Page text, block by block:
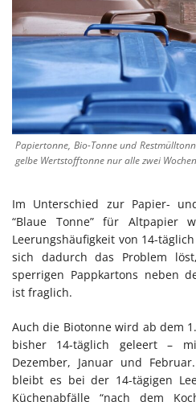
Papiertonne, Bio-Tonne und
gelbe Wertstofftonne nur alle zwei
Im Unterschied zur Papier-
“Blaue Tonne” für
Leerungshäufigkeit von 14-
sich dadurch das Problem
sperrigen Pappkartons neben
ist fraglich.
Auch die Biotonne wird ab dem
bisher 14-täglich geleert –
Dezember, Januar und
bleibt es bei der 14-tägigen
Küchenabfälle “nach dem